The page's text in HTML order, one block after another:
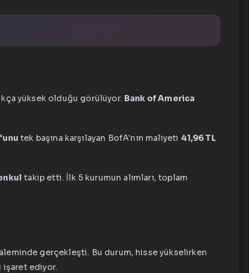
yüksek olduğu görülüyor. Bank of America
tek başına karşılayan BofA'nın maliyeti 41,96 TL
takip etti. İlk 5 kurumun alımları, toplam
gerçekleşti. Bu durum, hisse yükselirken
işaret ediyor.